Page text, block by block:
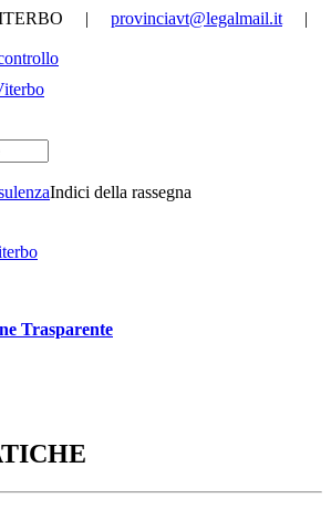
VITERBO | provinciavt@legalmail.it |
Indici della rassegna
Trasparente